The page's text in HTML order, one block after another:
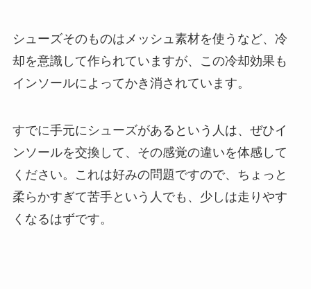
シューズそのものはメッシュ素材を使うなど、冷
却を意識して作られていますが、この冷却効果も
インソールによってかき消されています。
すでに手元にシューズがあるという人は、ぜひイ
ンソールを交換して、その感覚の違いを体感して
ください。これは好みの問題ですので、ちょっと
柔らかすぎて苦手という人でも、少しは走りやす
くなるはずです。